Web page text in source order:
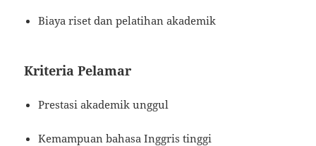
Biaya riset dan pelatihan akademik
Kriteria Pelamar
Prestasi akademik unggul
Kemampuan bahasa Inggris tinggi